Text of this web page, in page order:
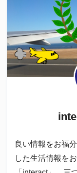
良い情報をお福
した生活情報を